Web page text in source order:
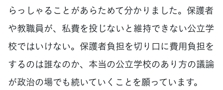
らっしゃることがあらためて分かりました。保護者
や教職員が、私費を投じないと維持できない公立学
校ではいけない。保護者負担を切り口に費用負担を
するのは誰なのか、本当の公立学校のあり方の議論
が政治の場でも続いていくことを願っています。